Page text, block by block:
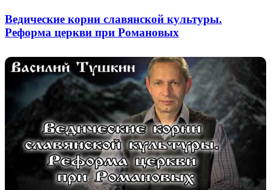
Ведические корни славянской культуры.
Реформа церкви при Романовых